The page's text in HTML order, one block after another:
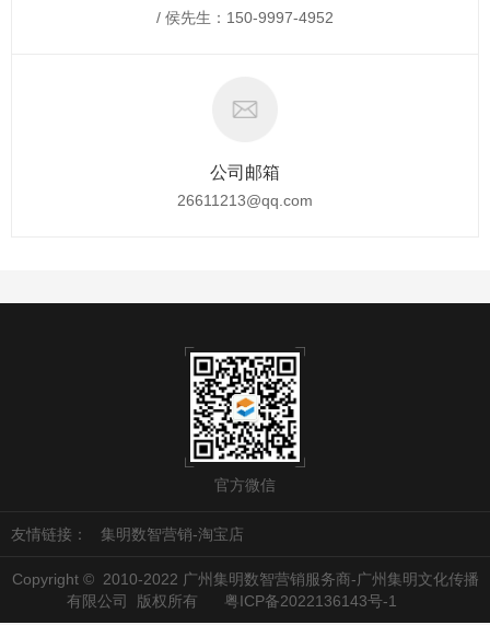
/ 侯先生：150-9997-4952
公司邮箱
26611213@qq.com
官方微信
友情链接： 集明数智营销-淘宝店
Copyright © 2010-2022 广州集明数智营销服务商-广州集明文化传播
有限公司 版权所有 粤ICP备2022136143号-1